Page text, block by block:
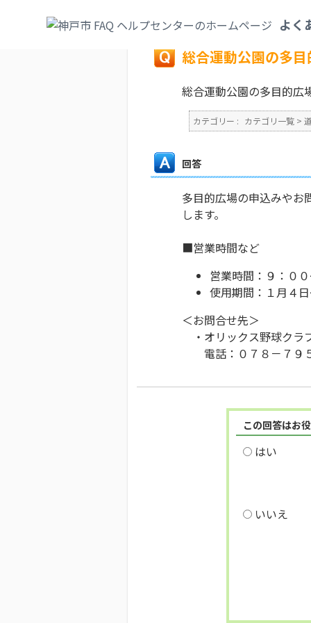
よく
戻る
総合運動公園の多
総合運動公園の多目的広
カテゴリー : カテゴリ一覧 >
回答
多目的広場の申込みやお
します。
■営業時間など
営業時間：９：０
使用期間：１月４
＜お問合せ先＞
・オリックス野球クラ
電話：０７８－７９
この回答はお
はい
いいえ